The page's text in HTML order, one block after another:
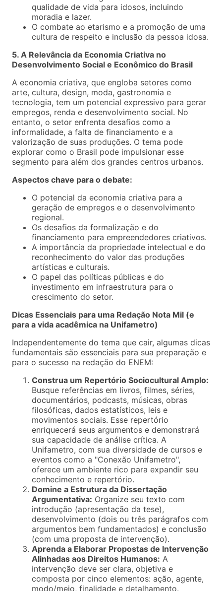
qualidade de vida para idosos, incluindo
moradia e lazer.
O combate ao etarismo e a promoção de uma
cultura de respeito e inclusão da pessoa idosa.
5. A Relevância da Economia Criativa no
Desenvolvimento Social e Econômico do Brasil
A economia criativa, que engloba setores como
arte, cultura, design, moda, gastronomia e
tecnologia, tem um potencial expressivo para gerar
empregos, renda e desenvolvimento social. No
entanto, o setor enfrenta desafios como a
informalidade, a falta de financiamento e a
valorização de suas produções. O tema pode
explorar como o Brasil pode impulsionar esse
segmento para além dos grandes centros urbanos.
Aspectos chave para o debate:
O potencial da economia criativa para a
geração de empregos e o desenvolvimento
regional.
Os desafios da formalização e do
financiamento para empreendedores criativos.
A importância da propriedade intelectual e do
reconhecimento do valor das produções
artísticas e culturais.
O papel das políticas públicas e do
investimento em infraestrutura para o
crescimento do setor.
Dicas Essenciais para uma Redação Nota Mil (e
para a vida acadêmica na Unifametro)
Independentemente do tema que cair, algumas dicas
fundamentais são essenciais para sua preparação e
para o sucesso na redação do ENEM:
Construa um Repertório Sociocultural Amplo:
Busque referências em livros, filmes, séries,
documentários, podcasts, músicas, obras
filosóficas, dados estatísticos, leis e
movimentos sociais. Esse repertório
enriquecerá seus argumentos e demonstrará
sua capacidade de análise crítica. A
Unifametro, com sua diversidade de cursos e
eventos como a "Conexão Unifametro",
oferece um ambiente rico para expandir seu
conhecimento e repertório.
Domine a Estrutura da Dissertação
Argumentativa: Organize seu texto com
introdução (apresentação da tese),
desenvolvimento (dois ou três parágrafos com
argumentos bem fundamentados) e conclusão
(com uma proposta de intervenção).
Aprenda a Elaborar Propostas de Intervenção
Alinhadas aos Direitos Humanos: A
intervenção deve ser clara, objetiva e
composta por cinco elementos: ação, agente,
modo/meio, finalidade e detalhamento.